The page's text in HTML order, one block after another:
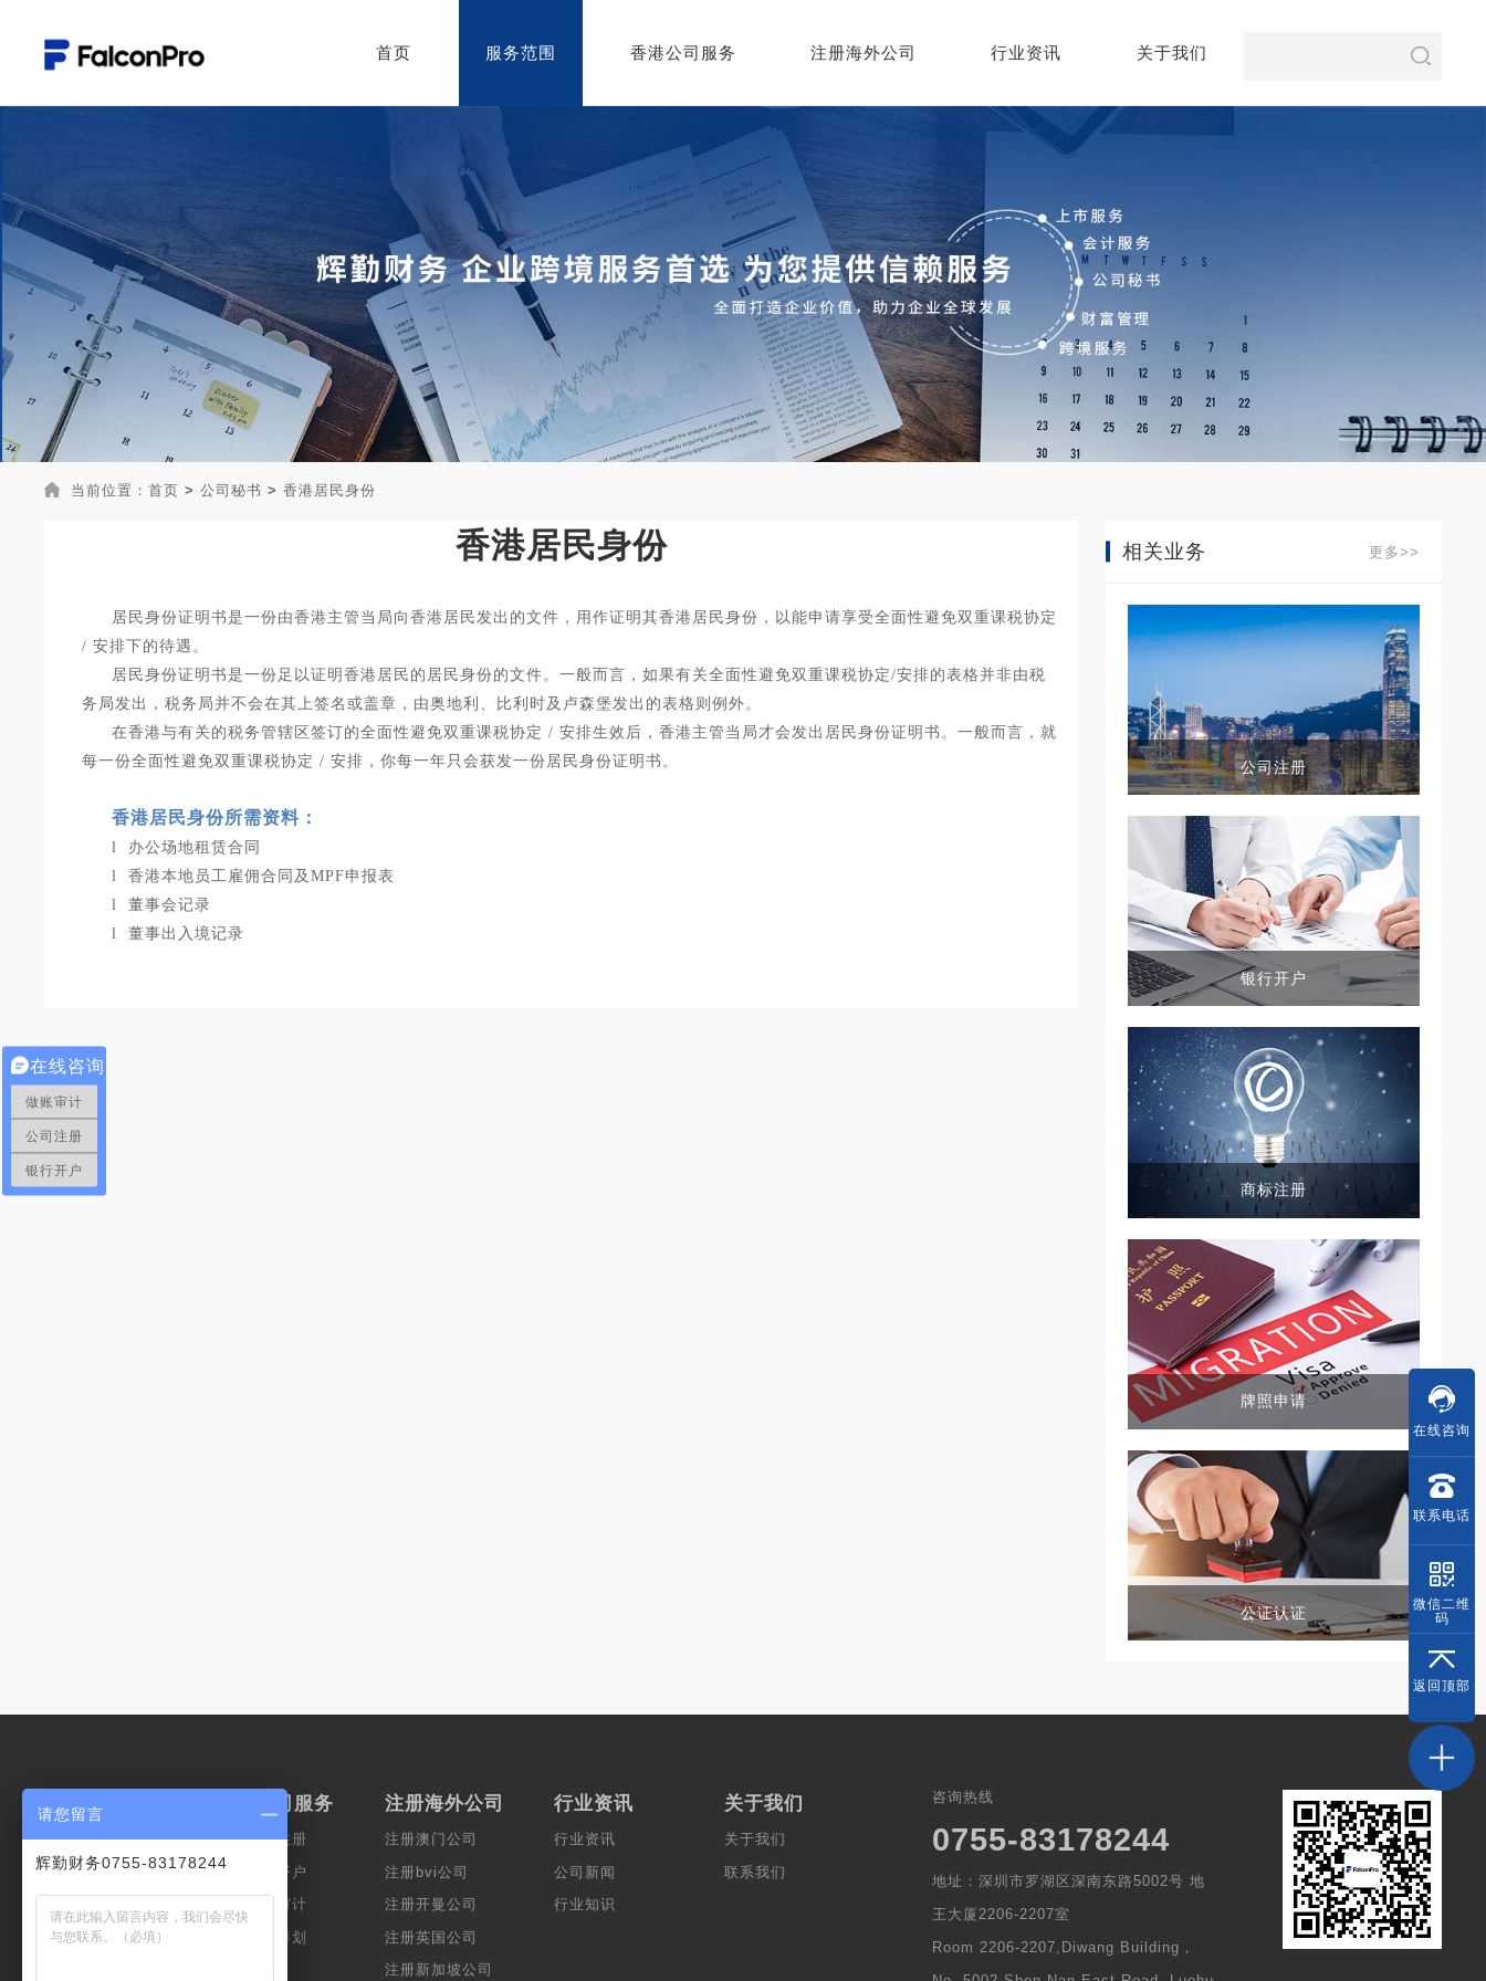
首页 服务范围 香港公司服务 注册海外公司 行业资讯 关于我们
当前位置： 首页 > 公司秘书 > 香港居民身份
香港居民身份
居民身份证明书是一份由香港主管当局向香港居民发出的文件，用作证明其香港居民身份，以能申请享受全面性避免双重课税协定
/ 安排下的待遇。
居民身份证明书是一份足以证明香港居民的居民身份的文件。一般而言，如果有关全面性避免双重课税协定/安排的表格并非由税
务局发出，税务局并不会在其上签名或盖章，由奥地利、比利时及卢森堡发出的表格则例外。
在香港与有关的税务管辖区签订的全面性避免双重课税协定 / 安排生效后，香港主管当局才会发出居民身份证明书。一般而言，就
每一份全面性避免双重课税协定 / 安排，你每一年只会获发一份居民身份证明书。
香港居民身份所需资料：
l 办公场地租赁合同
l 香港本地员工雇佣合同及MPF申报表
l 董事会记录
l 董事出入境记录
相关业务 更多>>
公司注册
银行开户
商标注册
牌照申请
公证认证
服务范围
上市服务
会计服务
财富管理
香港公司服务
香港公司注册
香港公司开户
香港公司审计
企业税务筹划
注册海外公司
注册澳门公司
注册bvi公司
注册开曼公司
注册英国公司
注册新加坡公司
行业资讯
行业资讯
公司新闻
行业知识
关于我们
关于我们
联系我们
咨询热线
0755-83178244
地址：深圳市罗湖区深南东路5002号 地
王大厦2206-2207室
Room 2206-2207,Diwang Building，
在线咨询
联系电话
微信二维
码
返回顶部
在线咨询
做账审计
公司注册
银行开户
请您留言
辉勤财务0755-83178244